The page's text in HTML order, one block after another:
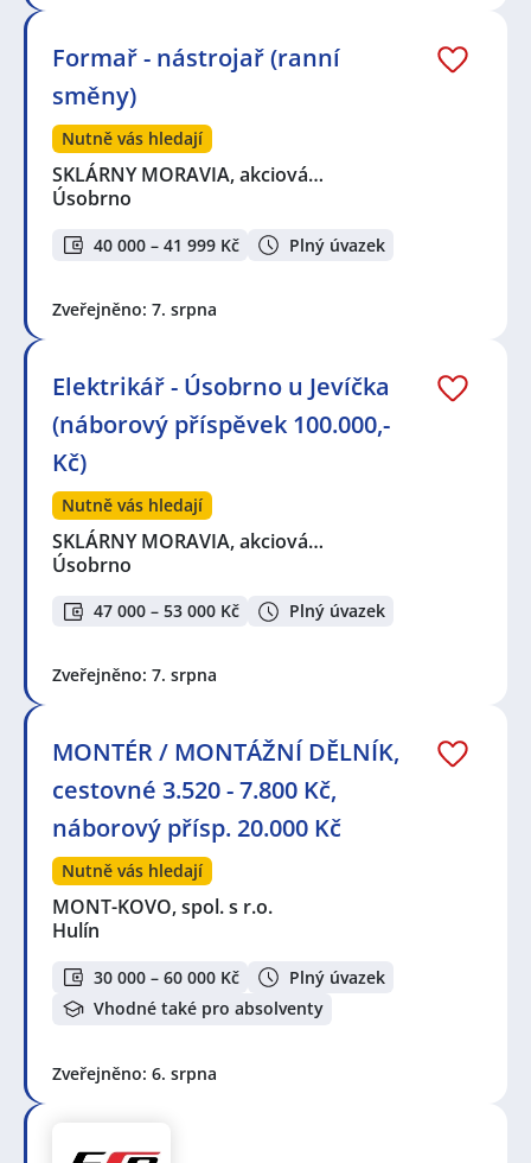
Formař - nástrojař (ranní
směny)
Nutně vás hledají
SKLÁRNY MORAVIA, akciová…
Úsobrno
40 000 – 41 999 Kč Plný úvazek
Zveřejněno: 7. srpna
Elektrikář - Úsobrno u Jevíčka
(náborový příspěvek 100.000,-
Kč)
Nutně vás hledají
SKLÁRNY MORAVIA, akciová…
Úsobrno
47 000 – 53 000 Kč Plný úvazek
Zveřejněno: 7. srpna
MONTÉR / MONTÁŽNÍ DĚLNÍK,
cestovné 3.520 - 7.800 Kč,
náborový přísp. 20.000 Kč
Nutně vás hledají
MONT-KOVO, spol. s r.o.
Hulín
30 000 – 60 000 Kč
Plný úvazek
Vhodné také pro absolventy
Zveřejněno: 6. srpna